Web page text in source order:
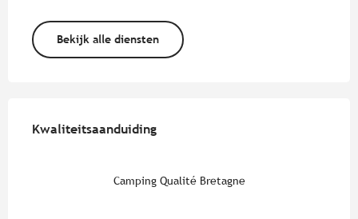
Bekijk alle diensten
Kwaliteitsaanduiding
Kwaliteitsaanduiding
Camping Qualité Bretagne